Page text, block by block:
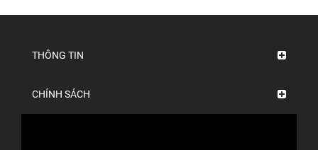
THÔNG TIN
CHÍNH SÁCH